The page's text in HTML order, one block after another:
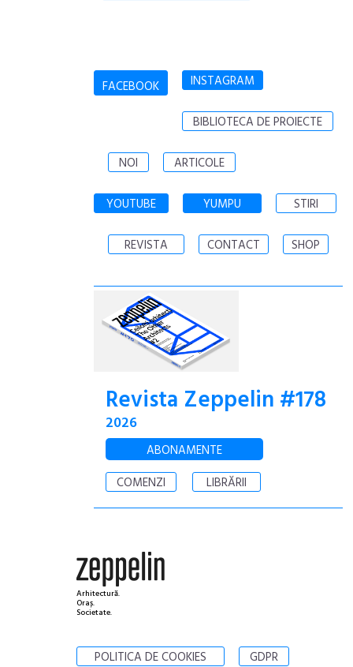
FACEBOOK INSTAGRAM
BIBLIOTECA DE PROIECTE
NOI ARTICOLE
YOUTUBE YUMPU STIRI
REVISTA CONTACT SHOP
Revista Zeppelin #178
2026
ABONAMENTE
COMENZI
LIBRĂRII
Arhitectură.
Oraș.
Societate.
POLITICA DE COOKIES GDPR